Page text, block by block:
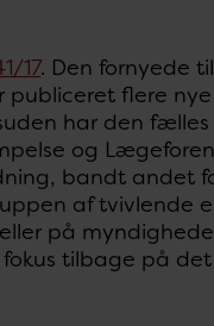
17. Den fornyede
flere
har den
og
bandt andet
af tvivlende
på
tilbage på